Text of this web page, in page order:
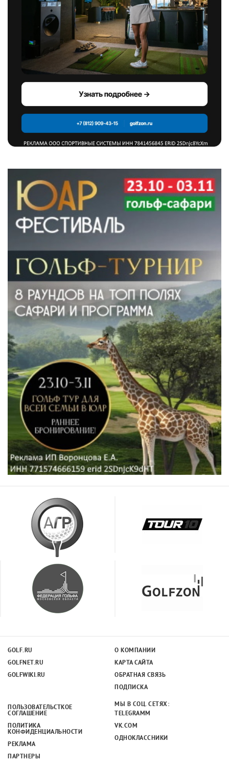
GOLF.RU
GOLFNET.RU
GOLFWIKI.RU
О КОМПАНИИ
КАРТА САЙТА
ОБРАТНАЯ СВЯЗЬ
ПОДПИСКА
ПОЛЬЗОВАТЕЛЬСТКОЕ
СОГЛАШЕНИЕ
ПОЛИТИКА
КОНФИДЕНЦИАЛЬНОСТИ
РЕКЛАМА
ПАРТНЕРЫ
МЫ В СОЦ. СЕТЯХ:
TELEGRAMM
VK.COM
ОДНОКЛАССНИКИ